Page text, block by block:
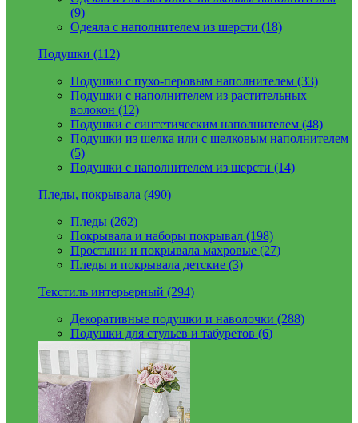
(9)
Одеяла с наполнителем из шерсти (18)
Подушки (112)
Подушки с пухо-перовым наполнителем (33)
Подушки с наполнителем из растительных
волокон (12)
Подушки с синтетическим наполнителем (48)
Подушки из шелка или с шелковым наполнителем
(5)
Подушки с наполнителем из шерсти (14)
Пледы, покрывала (490)
Пледы (262)
Покрывала и наборы покрывал (198)
Простыни и покрывала махровые (27)
Пледы и покрывала детские (3)
Текстиль интерьерный (294)
Декоративные подушки и наволочки (288)
Подушки для стульев и табуретов (6)